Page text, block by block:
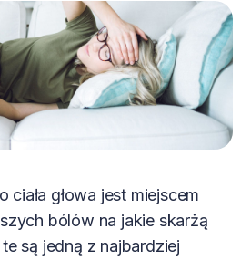
ciała głowa jest miejscem
bólów na jakie skarżą
są jedną z najbardziej